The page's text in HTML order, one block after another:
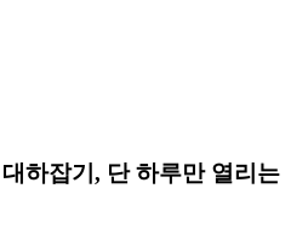
하잡기, 단 하루만 열리는